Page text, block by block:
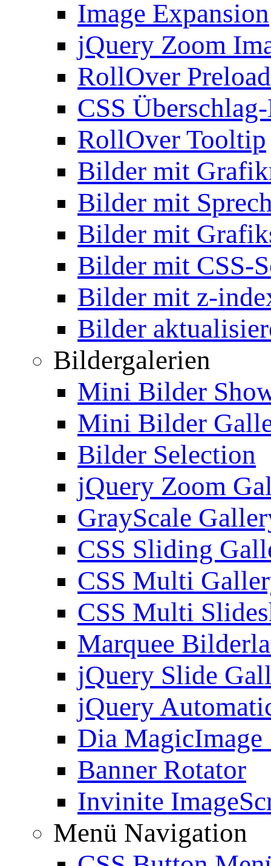
Image Expansion
jQuery Zoom
RollOver Preload
CSS
RollOver Tooltip
Bilder mit
Bilder mit
Bilder mit
Bilder mit CSS-
Bilder mit z-
Bilder
Bildergalerien
Mini Bilder
Mini Bilder
Bilder Selection
jQuery Zoom
GrayScale
CSS Sliding
CSS Multi
CSS Multi
Marquee
jQuery Slide
jQuery
Dia MagicImage
Banner Rotator
Invinite
Menü Navigation